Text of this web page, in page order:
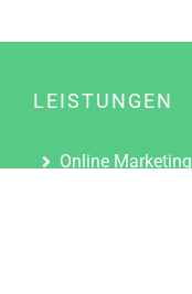
LEISTUNGEN
Online Marketing